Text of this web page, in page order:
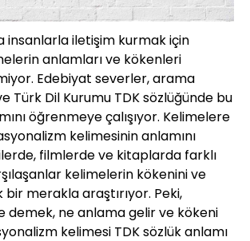
insanlarla iletişim kurmak için
anlamları ve kökenleri
Edebiyat severler, arama
Türk Dil Kurumu TDK sözlüğünde bu
öğrenmeye çalışıyor. Kelimelere
kelimesinin anlamını
filmlerde ve kitaplarda farklı
kelimelerin kökenini ve
bir merakla araştırıyor. Peki,
demek, ne anlama gelir ve kökeni
kelimesi TDK sözlük anlamı